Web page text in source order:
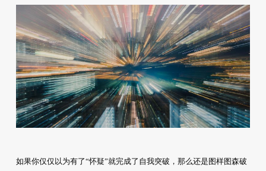
如果你仅仅以为有了“怀疑”就完成了自我突破，那么还是图样图森破